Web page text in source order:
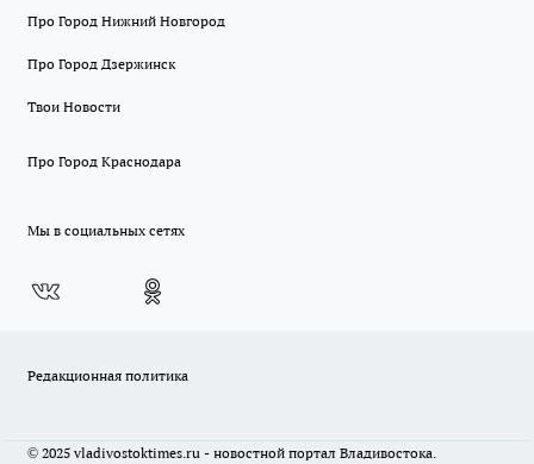
Про Город Нижний Новгород
Про Город Дзержинск
Твои Новости
Про Город Краснодара
Мы в социальных сетях
Редакционная политика
© 2025 vladivostoktimes.ru - новостной портал Владивостока.